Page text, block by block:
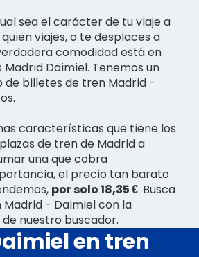
sea el carácter de tu viaje a
viajes, o te desplaces a
comodidad está en
Daimiel. Tenemos un
billetes de tren Madrid -
características que tiene los
de tren de Madrid a
una que cobra
el precio tan barato
por solo 18,35 €. Busca
- Daimiel con la
nuestro buscador.
en tren